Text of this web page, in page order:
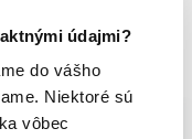
údajmi?
do vášho
Niektoré sú
vôbec